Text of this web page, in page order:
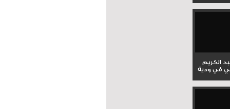
الكريم
في ودية